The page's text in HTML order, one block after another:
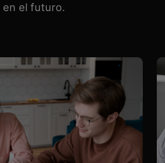
en el futuro.